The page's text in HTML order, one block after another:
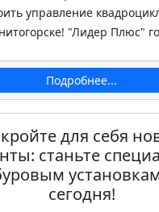
управление
"Лидер Плюс"
Подробнее...
для себя
станьте
сегодня!